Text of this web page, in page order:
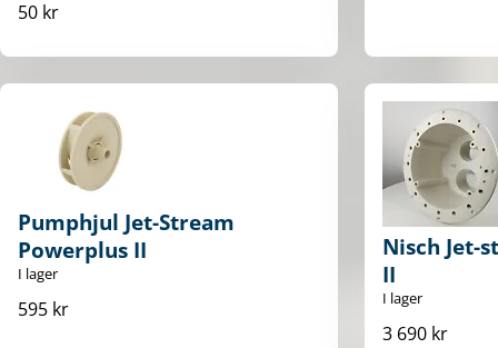
50 kr
Pumphjul Jet-Stream
Powerplus II
I lager
595 kr
Nisch Jet-
II
I lager
3 690 kr